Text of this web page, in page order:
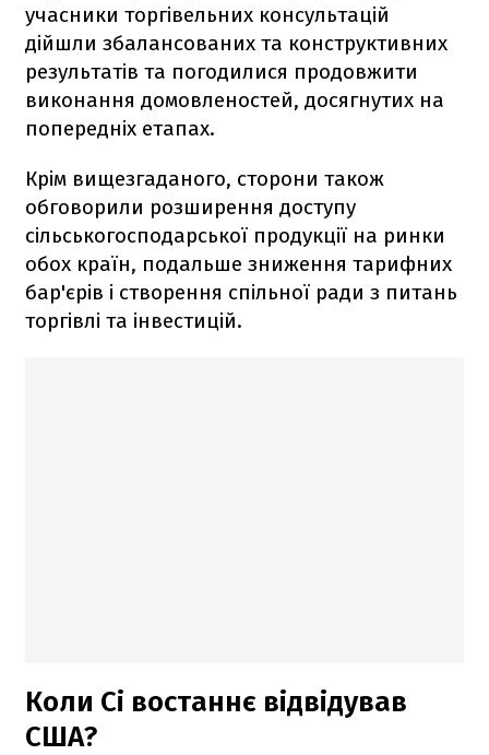
учасники торгівельних консультацій
дійшли збалансованих та конструктивних
результатів та погодилися продовжити
виконання домовленостей, досягнутих на
попередніх етапах.
Крім вищезгаданого, сторони також
обговорили розширення доступу
сільськогосподарської продукції на ринки
обох країн, подальше зниження тарифних
бар'єрів і створення спільної ради з питань
торгівлі та інвестицій.
Коли Сі востаннє відвідував
США?